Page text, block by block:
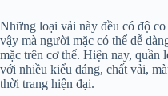
Những loại vải này đều có độ
vậy mà người mặc có thể dễ
mặc trên cơ thể. Hiện nay, quần
với nhiều kiểu dáng, chất vải,
thời trang hiện đại.